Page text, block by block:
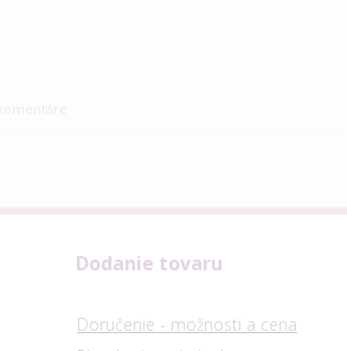
Dodanie tovaru
Doručenie - možnosti a cena